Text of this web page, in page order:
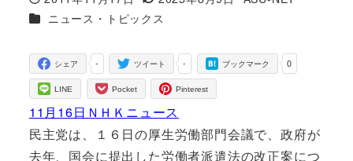
投稿日 更新日
著
カテゴリー
ニュース・トピックス
-
シェア -
ツイート 0
ブックマーク
LINE Pocket Pinterest
11月16日ＮＨＫニュース
民主党は、１６日の厚生労働部門会議で、政府が
去年、国会に提出した労働者派遣法の改正案につ